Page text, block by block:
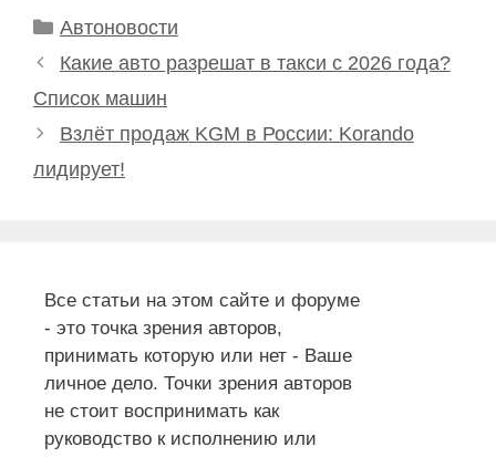
Рубрики
Автоновости
Какие авто разрешат в такси с 2026 года?
Список машин
Взлёт продаж KGM в России: Korando
лидирует!
Все статьи на этом сайте и форуме
- это точка зрения авторов,
принимать которую или нет - Ваше
личное дело. Точки зрения авторов
не стоит воспринимать как
руководство к исполнению или